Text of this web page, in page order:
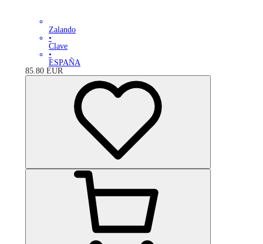
Zalando
•
Clave
•
ESPAÑA
85.80 EUR